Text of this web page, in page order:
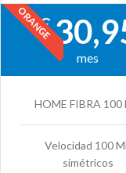
ORANGE
€
mes
HOME FIBRA 100
Velocidad 100
simétricos